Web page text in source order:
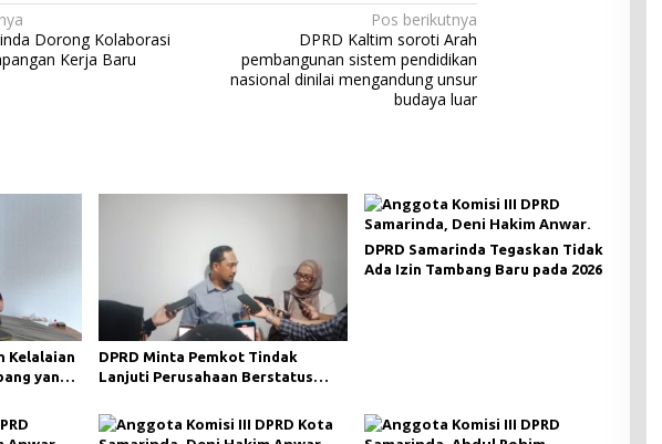
n
u
k
M
Dorong Kolaborasi
Kerja Baru
Pos berikutnya
DPRD Kaltim soroti Arah
pembangunan sistem pendidikan
nasional dinilai mengandung unsur
budaya luar
Kelalaian
yang
DPRD Minta Pemkot Tindak
Lanjuti Perusahaan Berstatus
DPRD Samarinda Tegaskan Tidak
Ada Izin Tambang Baru pada 2026